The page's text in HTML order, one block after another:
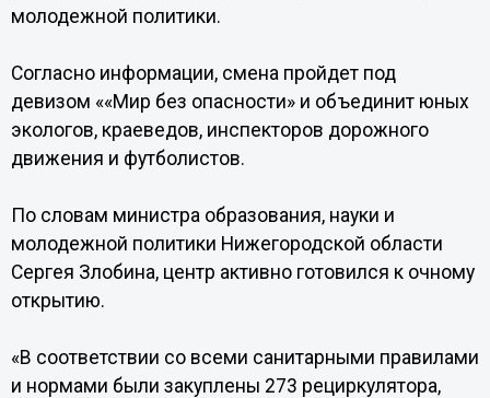
молодежной политики.
Согласно информации, смена пройдет под
девизом ««Мир без опасности» и объединит юных
экологов, краеведов, инспекторов дорожного
движения и футболистов.
По словам министра образования, науки и
молодежной политики Нижегородской области
Сергея Злобина, центр активно готовился к очному
открытию.
«В соответствии со всеми санитарными правилами
и нормами были закуплены 273 рециркулятора,